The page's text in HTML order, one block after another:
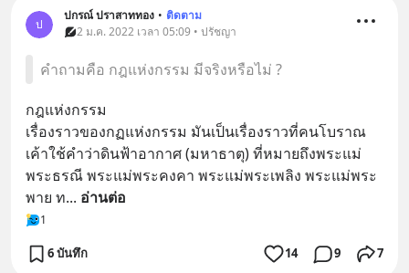
ป
ปกรณ์ ปราสาททอง • ติดตาม
2 ม.ค. 2022 เวลา 05:09 • ปรัชญา
คำถามคือ กฎแห่งกรรม มีจริงหรือไม่ ?
กฎแห่งกรรม
เรื่องราวของกฏแห่งกรรม มันเป็นเรื่องราวที่คนโบราณ
เค้าใช้คำว่าดินฟ้าอากาศ (มหาธาตุ) ที่หมายถึงพระแม่
พระธรณี พระแม่พระคงคา พระแม่พระเพลิง พระแม่พระ
พาย ท... อ่านต่อ
1
6 บันทึก 14 9 7